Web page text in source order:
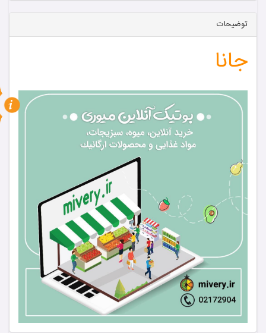
توضیحات
جانا